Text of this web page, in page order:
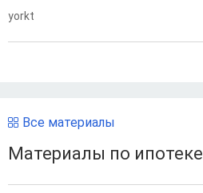
yorkt
Все материалы
Материалы по ипотеке